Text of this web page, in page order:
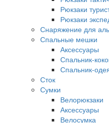
Рюкзаки
Рюкзаки
Снаряжение для
Спальные мешки
Аксессуары
Спальник-
Спальник-
Сток
Сумки
Велорюкзаки
Аксессуары
Велосумка